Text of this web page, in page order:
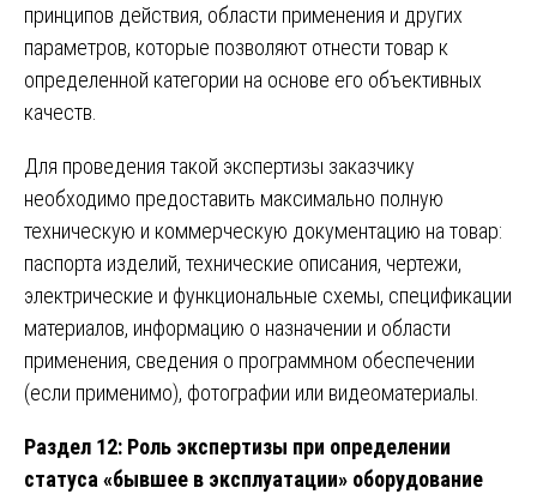
принципов действия, области применения и других
параметров, которые позволяют отнести товар к
определенной категории на основе его объективных
качеств.
Для проведения такой экспертизы заказчику
необходимо предоставить максимально полную
техническую и коммерческую документацию на товар:
паспорта изделий, технические описания, чертежи,
электрические и функциональные схемы, спецификации
материалов, информацию о назначении и области
применения, сведения о программном обеспечении
(если применимо), фотографии или видеоматериалы.
Раздел 12: Роль экспертизы при определении
статуса «бывшее в эксплуатации» оборудование